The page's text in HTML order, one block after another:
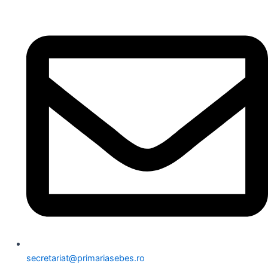
secretariat@primariasebes.ro